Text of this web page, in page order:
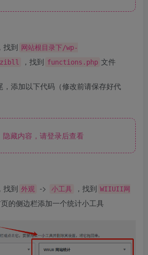
找到 网站根目录下/wp-
zibll
，找到 functions.php 文件
，添加以下代码（修改前请保存好代
隐藏内容，请登录后查看
找到 外观 -> 小工具 ，找到 WIIUII网
页的侧边栏添加一个统计小工具